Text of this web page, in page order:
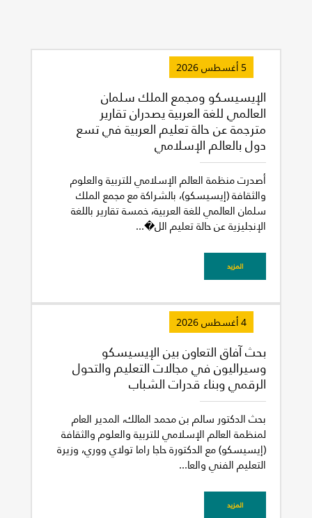
5 أغسطس 2026
الإيسيسكو ومجمع الملك سلمان
العالمي للغة العربية يصدران تقارير
مترجمة عن حالة تعليم العربية في تسع
دول بالعالم الإسلامي
أصدرت منظمة العالم الإسلامي للتربية والعلوم
والثقافة (إيسيسكو)، بالشراكة مع مجمع الملك
سلمان العالمي للغة العربية، خمسة تقارير باللغة
الإنجليزية عن حالة تعليم الل�...
المزيد
4 أغسطس 2026
بحث آفاق التعاون بين الإيسيسكو
وسيراليون في مجالات التعليم والتحول
الرقمي وبناء قدرات الشباب
بحث الدكتور سالم بن محمد المالك، المدير العام
لمنظمة العالم الإسلامي للتربية والعلوم والثقافة
(إيسيسكو) مع الدكتورة حاجا راما تولاي ووري، وزيرة
التعليم الفني والعا...
المزيد